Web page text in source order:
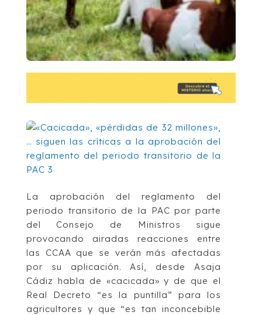
La aprobación del reglamento del
periodo transitorio de la PAC por parte
del Consejo de Ministros sigue
provocando airadas reacciones entre
las CCAA que se verán más afectadas
por su aplicación. Así, desde Asaja
Cádiz habla de «cacicada» y de que el
Real Decreto “es la puntilla” para los
agricultores y que “es tan inconcebible